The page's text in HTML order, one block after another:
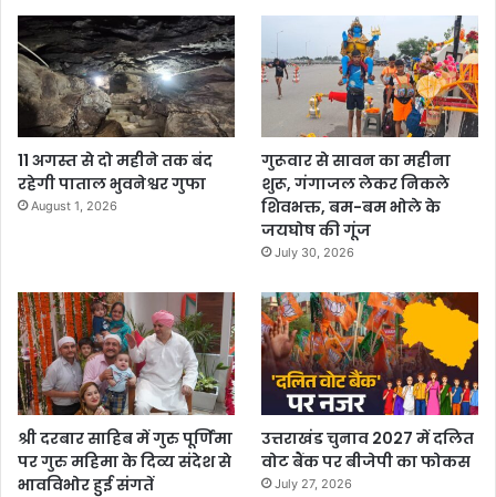
11 अगस्त से दो महीने तक बंद
रहेगी पाताल भुवनेश्वर गुफा
August 1, 2026
गुरूवार से सावन का महीना
शुरू, गंगाजल लेकर निकले
शिवभक्त, बम-बम भोले के
जयघोष की गूंज
July 30, 2026
श्री दरबार साहिब में गुरु पूर्णिमा
पर गुरु महिमा के दिव्य संदेश से
भावविभोर हुई संगतें
उत्तराखंड चुनाव 2027 में दलित
वोट बैंक पर बीजेपी का फोकस
July 27, 2026